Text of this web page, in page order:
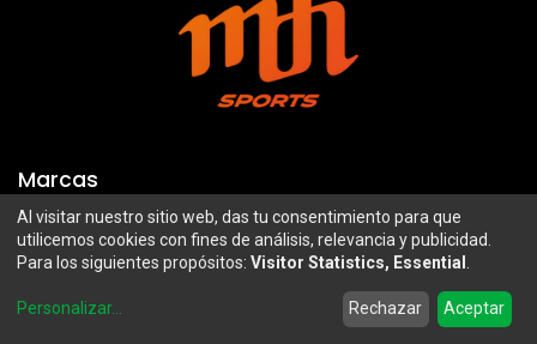
Wishlist Account
Marcas
Troy Lee Designs
100%
Airoh
Mazawi
SIDI
Al visitar nuestro sitio web, das tu consentimiento para que
utilicemos cookies con fines de análisis, relevancia y publicidad.
Para los siguientes propósitos: Visitor Statistics, Essential
Personalizar... Rechazar Aceptar